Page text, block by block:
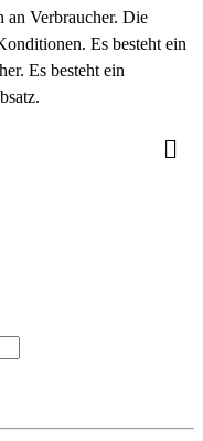
an Verbraucher. Die
Es besteht ein
Es besteht ein